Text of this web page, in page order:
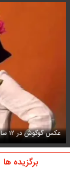
عکس گوگوش در ۱۲ سالگی در کنار پدرش صابر آتشین
برگزیده ها